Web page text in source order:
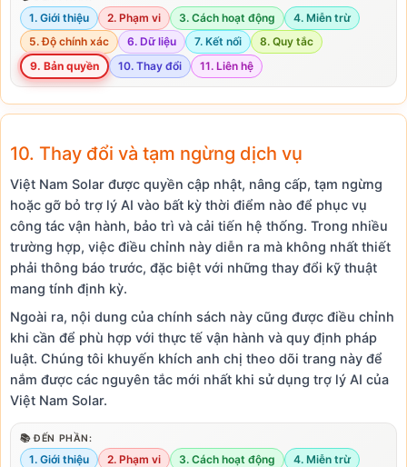
1. Giới thiệu 2. Phạm vi 3. Cách hoạt động
4. Miễn trừ
5. Độ chính xác
6. Dữ liệu 7. Kết nối
8. Quy tắc
9. Bản quyền
10. Thay đổi 11. Liên hệ
10. Thay đổi và tạm ngừng dịch vụ
Việt Nam Solar được quyền cập nhật, nâng cấp, tạm ngừng
hoặc gỡ bỏ trợ lý AI vào bất kỳ thời điểm nào để phục vụ
công tác vận hành, bảo trì và cải tiến hệ thống. Trong nhiều
trường hợp, việc điều chỉnh này diễn ra mà không nhất thiết
phải thông báo trước, đặc biệt với những thay đổi kỹ thuật
mang tính định kỳ.
Ngoài ra, nội dung của chính sách này cũng được điều chỉnh
khi cần để phù hợp với thực tế vận hành và quy định pháp
luật. Chúng tôi khuyến khích anh chị theo dõi trang này để
nắm được các nguyên tắc mới nhất khi sử dụng trợ lý AI của
Việt Nam Solar.
📚 ĐẾN PHẦN:
1. Giới thiệu 2. Phạm vi 3. Cách hoạt động
4. Miễn trừ